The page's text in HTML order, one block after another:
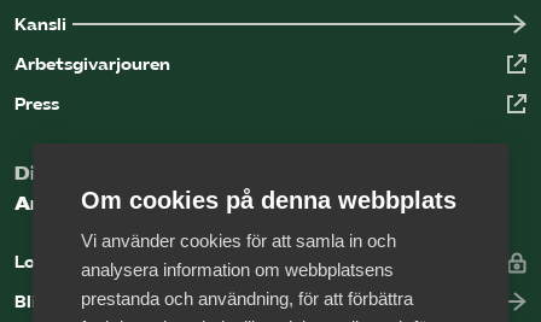
Kansli
Arbetsgivarjouren
Press
Digital kunskapsbank för arbetsgivare
Arbetsgivarguiden
Logga in
Bli medlem
Om cookies på denna webbplats
Vi använder cookies för att samla in och
analysera information om webbplatsens
prestanda och användning, för att förbättra